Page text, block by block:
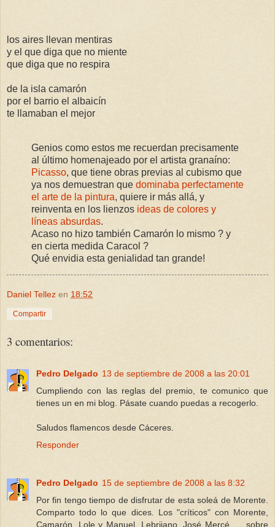
los aires llevan mentiras
y el que diga que no miente
que diga que no respira
de la isla camarón
por el barrio el albaicín
te llamaban el mejor
Genios como estos me recuerdan precisamente
al último homenajeado por el artista granaíno:
Picasso, que tiene obras previas al cubismo que
ya nos demuestran que dominaba perfectamente
el arte de la pintura, quiere ir más allá, y
reinventa en los lienzos ideas de colores y
líneas absurdas.
Acaso no hizo también Camarón lo mismo ? y
en cierta medida Caracol ?
Qué envidia esta genialidad tan grande!
Daniel Tellez en 18:52
Compartir
3 comentarios:
Pedro Delgado 13 de septiembre de 2008 a las 20:01
Cumpliendo con las reglas del premio, te comunico que
tienes un en mi blog. Pásate cuando puedas a recogerlo.
Saludos flamencos desde Cáceres.
Responder
Pedro Delgado 15 de septiembre de 2008 a las 8:32
Por fin tengo tiempo de disfrutar de esta soleá de Morente.
Comparto todo lo que dices. Los "críticos" con Morente,
Camarón, Lole y Manuel, Lebrijano, José Mercé, ... sobre